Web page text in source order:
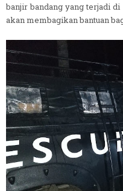
banjir bandang yang terjadi
akan membagikan bantuan